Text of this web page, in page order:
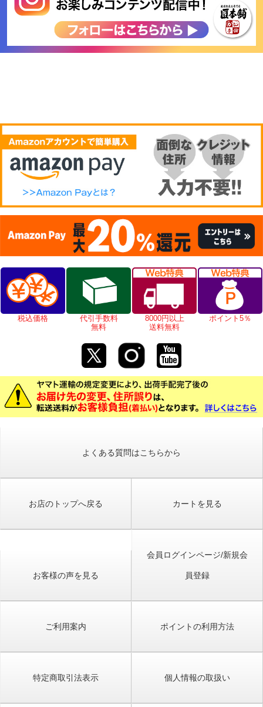
税込価格
代引手数料
無料
8000円以上
送料無料
ポイント5％
よくある質問はこちらから
お店のトップへ戻る カートを見る
お客様の声を見る
会員ログインページ/新規会
員登録
ご利用案内 ポイントの利用方法
特定商取引法表示 個人情報の取扱い